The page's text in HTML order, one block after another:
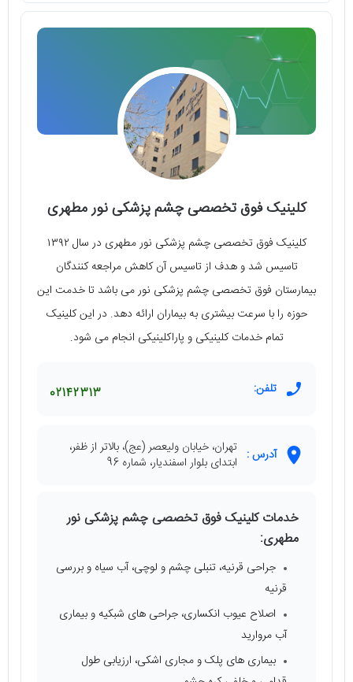
کلینیک فوق تخصصی چشم پزشکی نور مطهری
کلینیک فوق تخصصی چشم پزشکی نور مطهری در سال ۱۳۹۲
تاسیس شد و هدف از تاسیس آن کاهش مراجعه کنندگان
بیمارستان فوق تخصصی چشم پزشکی نور می باشد تا خدمت این
حوزه را با سرعت بیشتری به بیماران ارائه دهد. در این کلینیک
تمام خدمات کلینیکی و پاراکلینیکی انجام می شود.
تلفن: 02142313
آدرس : تهران، خیابان ولیعصر (عج)، بالاتر از ظفر،
ابتدای بلوار اسفندیار، شماره 96
خدمات کلینیک فوق تخصصی چشم پزشکی نور
مطهری:
جراحی قرنیه، تنبلی چشم و لوچی، آب سیاه و بررسی
قرنیه
اصلاح عیوب انکساری، جراحی های شبکیه و بیماری
آب مروارید
بیماری های پلک و مجاری اشکی، ارزیابی طول